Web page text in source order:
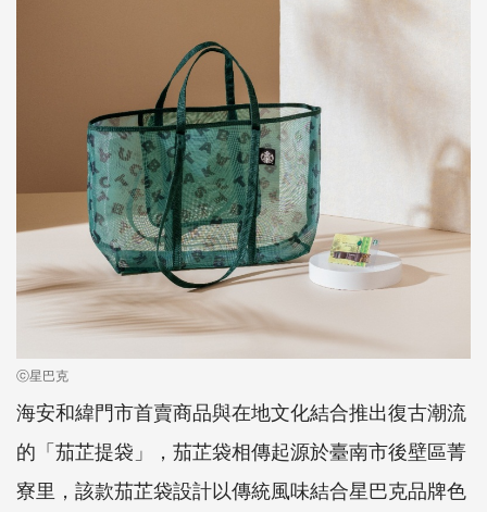
ⓒ星巴克
海安和緯門市首賣商品與在地文化結合推出復古潮流
的「茄芷提袋」，茄芷袋相傳起源於臺南市後壁區菁
寮里，該款茄芷袋設計以傳統風味結合星巴克品牌色